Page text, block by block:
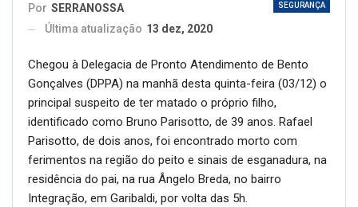
SEGURANÇA
Por SERRANOSSA
Última atualização 13 dez, 2020
Chegou à Delegacia de Pronto Atendimento de Bento
Gonçalves (DPPA) na manhã desta quinta-feira (03/12) o
principal suspeito de ter matado o próprio filho,
identificado como Bruno Parisotto, de 39 anos. Rafael
Parisotto, de dois anos, foi encontrado morto com
ferimentos na região do peito e sinais de esganadura, na
residência do pai, na rua Ângelo Breda, no bairro
Integração, em Garibaldi, por volta das 5h.